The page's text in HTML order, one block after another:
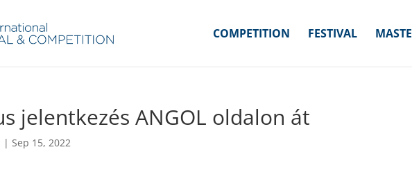
COMPETITION FESTIVAL
jelentkezés ANGOL oldalon át
|Sep 15, 2022